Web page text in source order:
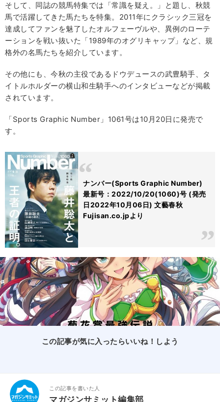
そして、同誌の競馬特集では「常識を疑え。」と題し、秋競
馬で活躍してきた馬たちを特集。2011年にクラシック三冠を
達成してファンを魅了したオルフェーヴルや、異例のローテ
ーションを戦い抜いた「1989年のオグリキャップ」など、規
格外の名馬たちを紹介しています。
その他にも、今秋の主役であるドウデュースの武豊騎手、タ
イトルホルダーの横山和生騎手へのインタビューなどが掲載
されています。
「Sports Graphic Number」1061号は10月20日に発売で
す。
ナンバー(Sports Graphic Number)
最新号：2022/10/20(1060)号 (発売
日2022年10月06日) 文藝春秋
Fujisan.co.jpより
この記事が気に入ったらいいね！しよう
この記事を書いた人
マガジンサミット編集部